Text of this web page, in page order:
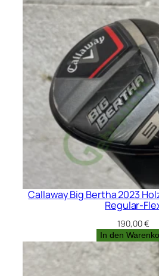
Callaway Big Bertha 2023
Regular-
190,00€
In den